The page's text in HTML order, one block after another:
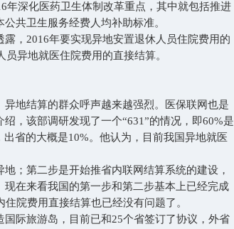
深化医药卫生体制改革重点，其中就包括推进
共卫生服务经费人均补助标准。
，2016年要实现异地安置退休人员住院费用的
异地就医住院费用的直接结算。
地结算的群众呼声越来越强烈。医保联网也是
，该部调研发现了一个“631”的情况，即60%是
省的大概是10%。他认为，目前我国异地就医
第二步是开始推省内联网结算系统的建设，
在来看我国的第一步和第二步基本上已经完成
院费用直接结算也已经没有问题了。
际旅游岛，目前已和25个省签订了协议，外省